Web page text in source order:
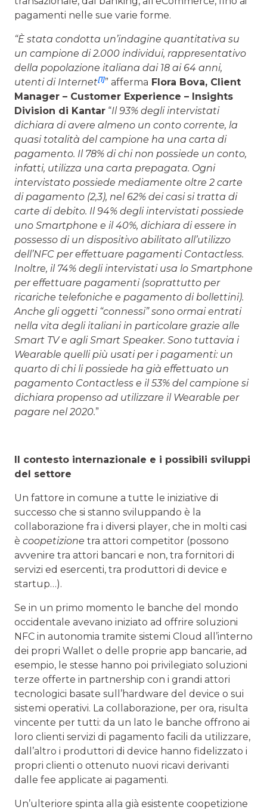
pagamenti nelle sue varie forme.
“È stata condotta un’indagine quantitativa su
un campione di 2.000 individui, rappresentativo
della popolazione italiana dai 18 ai 64 anni,
utenti di Internet[1]” afferma Flora Bova, Client
Manager – Customer Experience – Insights
Division di Kantar “Il 93% degli intervistati
dichiara di avere almeno un conto corrente, la
quasi totalità del campione ha una carta di
pagamento. Il 78% di chi non possiede un conto,
infatti, utilizza una carta prepagata. Ogni
intervistato possiede mediamente oltre 2 carte
di pagamento (2,3), nel 62% dei casi si tratta di
carte di debito. Il 94% degli intervistati possiede
uno Smartphone e il 40%, dichiara di essere in
possesso di un dispositivo abilitato all’utilizzo
dell’NFC per effettuare pagamenti Contactless.
Inoltre, il 74% degli intervistati usa lo Smartphone
per effettuare pagamenti (soprattutto per
ricariche telefoniche e pagamento di bollettini).
Anche gli oggetti “connessi” sono ormai entrati
nella vita degli italiani in particolare grazie alle
Smart TV e agli Smart Speaker. Sono tuttavia i
Wearable quelli più usati per i pagamenti: un
quarto di chi li possiede ha già effettuato un
pagamento Contactless e il 53% del campione si
dichiara propenso ad utilizzare il Wearable per
pagare nel 2020.”
Il contesto internazionale e i possibili sviluppi
del settore
Un fattore in comune a tutte le iniziative di
successo che si stanno sviluppando è la
collaborazione fra i diversi player, che in molti casi
è coopetizione tra attori competitor (possono
avvenire tra attori bancari e non, tra fornitori di
servizi ed esercenti, tra produttori di device e
startup…).
Se in un primo momento le banche del mondo
occidentale avevano iniziato ad offrire soluzioni
NFC in autonomia tramite sistemi Cloud all’interno
dei propri Wallet o delle proprie app bancarie, ad
esempio, le stesse hanno poi privilegiato soluzioni
terze offerte in partnership con i grandi attori
tecnologici basate sull’hardware del device o sui
sistemi operativi. La collaborazione, per ora, risulta
vincente per tutti: da un lato le banche offrono ai
loro clienti servizi di pagamento facili da utilizzare,
dall’altro i produttori di device hanno fidelizzato i
propri clienti o ottenuto nuovi ricavi derivanti
dalle fee applicate ai pagamenti.
Un’ulteriore spinta alla già esistente coopetizione